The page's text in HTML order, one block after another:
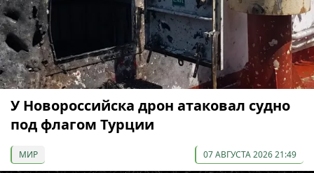
У Новороссийска дрон атаковал судно
под флагом Турции
МИР 07 АВГУСТА 2026 21:49